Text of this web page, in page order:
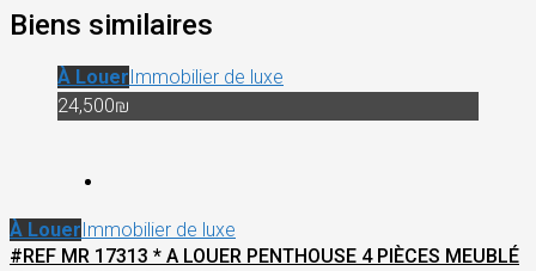
Biens similaires
À LouerImmobilier de luxe
24,500₪
À LouerImmobilier de luxe
#REF MR 17313 * A LOUER PENTHOUSE 4 PIÈCES MEUBLÉ